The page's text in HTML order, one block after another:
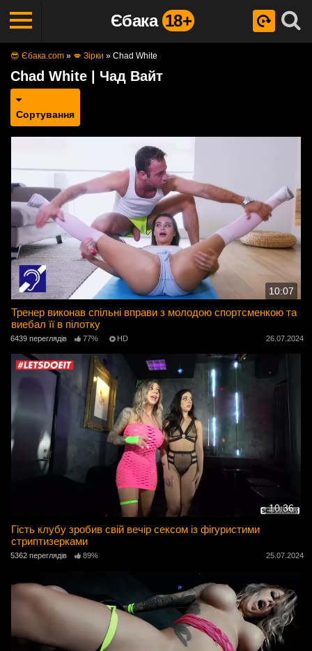
Єбака 18+
😎 Єбака.com » 💋 Зірки » Chad White
Chad White | Чад Вайт
Сортування
10:07
Тренер виконав спільні вправи з молодою спортсменкою та
виебал її в пілотку
6439 переглядів 77% HD 26.07.2024
10:36
Гість клубу зробив свій вечір сексом із фігуристими
стриптизерками
5362 переглядів 89% 25.07.2024